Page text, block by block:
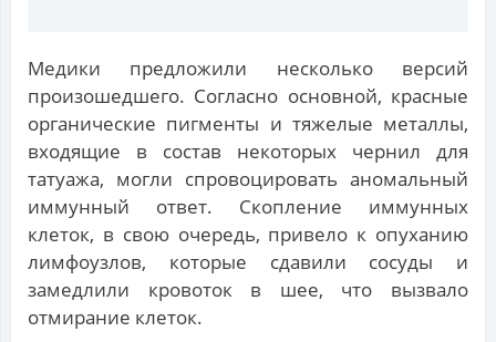
Медики предложили несколько версий
произошедшего. Согласно основной, красные
органические пигменты и тяжелые металлы,
входящие в состав некоторых чернил для
татуажа, могли спровоцировать аномальный
иммунный ответ. Скопление иммунных
клеток, в свою очередь, привело к опуханию
лимфоузлов, которые сдавили сосуды и
замедлили кровоток в шее, что вызвало
отмирание клеток.